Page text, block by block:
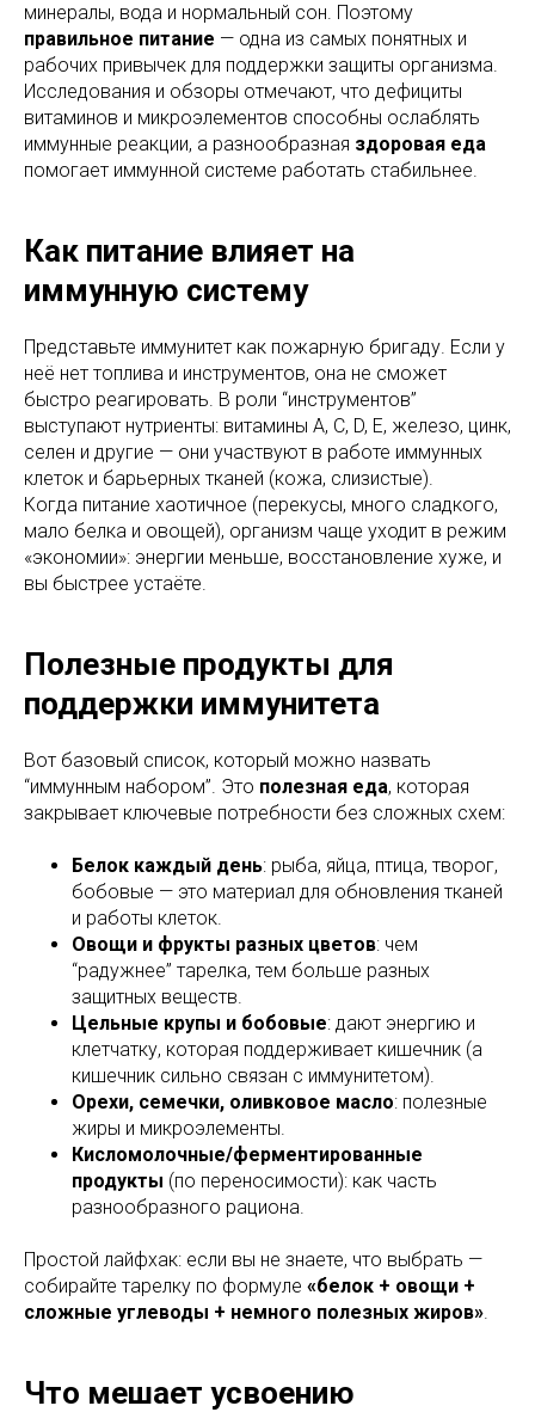
минералы, вода и нормальный сон. Поэтому
правильное питание — одна из самых понятных и
рабочих привычек для поддержки защиты организма.
Исследования и обзоры отмечают, что дефициты
витаминов и микроэлементов способны ослаблять
иммунные реакции, а разнообразная здоровая еда
помогает иммунной системе работать стабильнее.
Как питание влияет на
иммунную систему
Представьте иммунитет как пожарную бригаду. Если у
неё нет топлива и инструментов, она не сможет
быстро реагировать. В роли “инструментов”
выступают нутриенты: витамины A, C, D, E, железо, цинк,
селен и другие — они участвуют в работе иммунных
клеток и барьерных тканей (кожа, слизистые).
Когда питание хаотичное (перекусы, много сладкого,
мало белка и овощей), организм чаще уходит в режим
«экономии»: энергии меньше, восстановление хуже, и
вы быстрее устаёте.
Полезные продукты для
поддержки иммунитета
Вот базовый список, который можно назвать
“иммунным набором”. Это полезная еда, которая
закрывает ключевые потребности без сложных схем:
Белок каждый день: рыба, яйца, птица, творог,
бобовые — это материал для обновления тканей
и работы клеток.
Овощи и фрукты разных цветов: чем
“радужнее” тарелка, тем больше разных
защитных веществ.
Цельные крупы и бобовые: дают энергию и
клетчатку, которая поддерживает кишечник (а
кишечник сильно связан с иммунитетом).
Орехи, семечки, оливковое масло: полезные
жиры и микроэлементы.
Кисломолочные/ферментированные
продукты (по переносимости): как часть
разнообразного рациона.
Простой лайфхак: если вы не знаете, что выбрать —
собирайте тарелку по формуле «белок + овощи +
сложные углеводы + немного полезных жиров».
Что мешает усвоению